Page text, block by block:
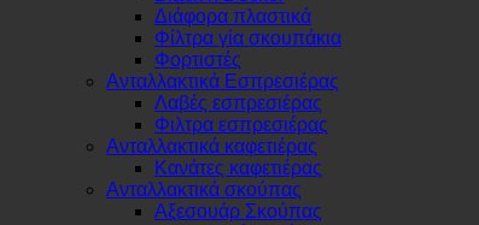
Διάφορα πλαστικά
Φίλτρα γία σκουπάκια
Φορτιστές
Ανταλλακτικά Εσπρεσιέρας
Λαβές εσπρεσιέρας
Φιλτρα εσπρεσιέρας
Ανταλλακτικά καφετιέρας
Κανάτες καφετιέρας
Ανταλλακτικά σκούπας
Αξεσουάρ Σκούπας